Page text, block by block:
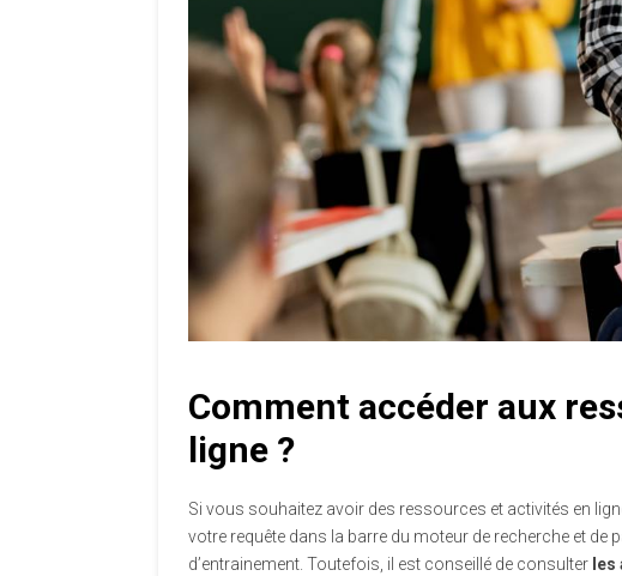
Comment accéder aux
ligne ?
Si vous souhaitez avoir des ressources et activités en
votre requête dans la barre du moteur de recherche et
d’entrainement. Toutefois, il est conseillé de consulter